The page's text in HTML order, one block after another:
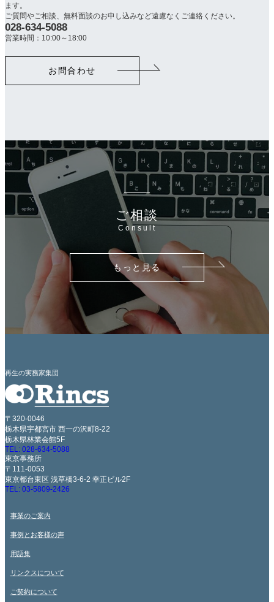
ます。
ご質問やご相談、無料面談のお申し込みなど遠慮なくご連絡ください。
カ
ラ
ク
028-634-5088
営業時間：10:00～18:00
お問合わせ
ご相談
Consult
もっと見る
再生の実務家集団
〒320-0046
栃木県宇都宮市 西一の沢町8-22
栃木県林業会館5F
TEL: 028-634-5088
東京事務所
〒111-0053
東京都台東区 浅草橋3-6-2 幸正ビル2F
TEL: 03-5809-2426
事業のご案内
事例とお客様の声
用語集
リンクスについて
ご契約について